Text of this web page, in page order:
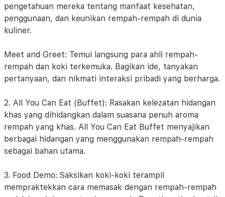
pengetahuan mereka tentang manfaat kesehatan,
penggunaan, dan keunikan rempah-rempah di dunia
kuliner.
Meet and Greet: Temui langsung para ahli rempah-
rempah dan koki terkemuka. Bagikan ide, tanyakan
pertanyaan, dan nikmati interaksi pribadi yang berharga.
2. All You Can Eat (Buffet): Rasakan kelezatan hidangan
khas yang dihidangkan dalam suasana penuh aroma
rempah yang khas. All You Can Eat Buffet menyajikan
berbagai hidangan yang menggunakan rempah-rempah
sebagai bahan utama.
3. Food Demo: Saksikan koki-koki terampil
mempraktekkan cara memasak dengan rempah-rempah